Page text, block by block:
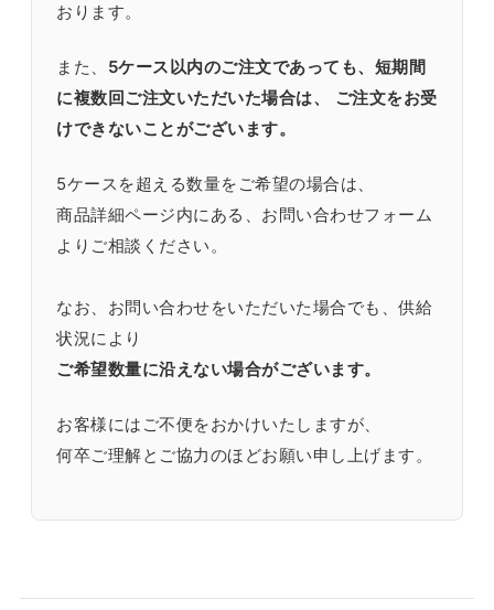
おります。
また、 5ケース以内のご注文であっても、短期間
に複数回ご注文いただいた場合は、 ご注文をお受
けできないことがございます。
5ケースを超える数量をご希望の場合は、
商品詳細ページ内にある、お問い合わせフォーム
よりご相談ください。
なお、お問い合わせをいただいた場合でも、供給
状況により
ご希望数量に沿えない場合がございます。
お客様にはご不便をおかけいたしますが、
何卒ご理解とご協力のほどお願い申し上げます。